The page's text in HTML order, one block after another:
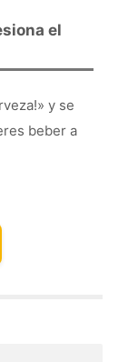
el
y se
beber a